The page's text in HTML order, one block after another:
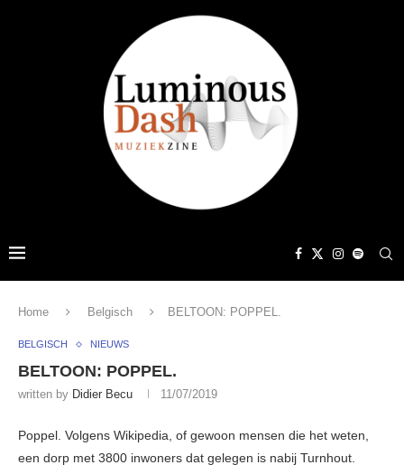
Home Belgisch BELTOON: POPPEL.
BELGISCH NIEUWS
BELTOON: POPPEL.
written by Didier Becu 11/07/2019
Poppel. Volgens Wikipedia, of gewoon mensen die het weten,
een dorp met 3800 inwoners dat gelegen is nabij Turnhout.